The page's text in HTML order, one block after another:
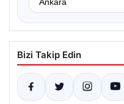
Bizi Takip Edin